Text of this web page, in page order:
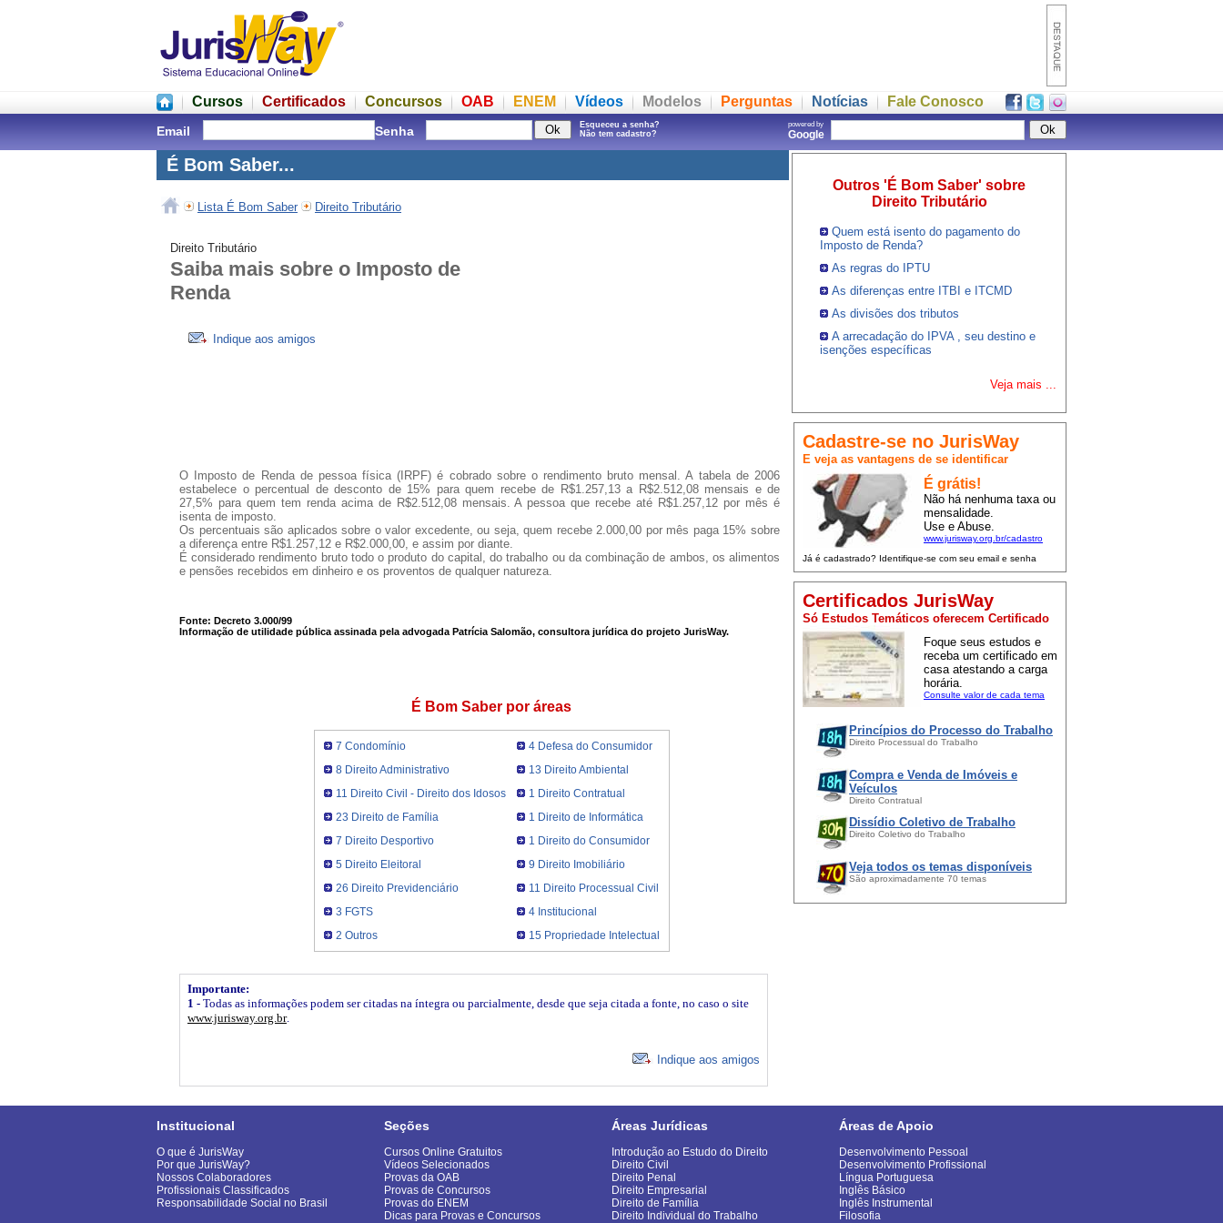
Cursos Certificados Concursos OAB ENEM Vídeos Modelos Perguntas Notícias Fale Conosco
Email Senha
Esqueceu a senha?
Não tem cadastro?
powered by
Google
É Bom Saber...
Outros 'É Bom Saber' sobre
Direito Tributário
Quem está isento do pagamento do
Imposto de Renda?
As regras do IPTU
As diferenças entre ITBI e ITCMD
As divisões dos tributos
A arrecadação do IPVA , seu destino e
isenções específicas
Veja mais ...
Cadastre-se no JurisWay
E veja as vantagens de se identificar
É grátis!
Não há nenhuma taxa ou
mensalidade.
Use e Abuse.
www.jurisway.org.br/cadastro
Já é cadastrado? Identifique-se com seu email e senha
Certificados JurisWay
Só Estudos Temáticos oferecem Certificado
Foque seus estudos e
receba um certificado em
casa atestando a carga
horária.
Consulte valor de cada tema
Princípios do Processo do Trabalho
Direito Processual do Trabalho
Compra e Venda de Imóveis e
Veículos
Direito Contratual
Dissídio Coletivo de Trabalho
Direito Coletivo do Trabalho
Veja todos os temas disponíveis
São aproximadamente 70 temas
Lista É Bom Saber Direito Tributário
Direito Tributário
Saiba mais sobre o Imposto de
Renda
Indique aos amigos
O Imposto de Renda de pessoa física (IRPF) é cobrado sobre o rendimento bruto mensal. A tabela de 2006
estabelece o percentual de desconto de 15% para quem recebe de R$1.257,13 a R$2.512,08 mensais e de
27,5% para quem tem renda acima de R$2.512,08 mensais. A pessoa que recebe até R$1.257,12 por mês é
isenta de imposto.
Os percentuais são aplicados sobre o valor excedente, ou seja, quem recebe 2.000,00 por mês paga 15% sobre
a diferença entre R$1.257,12 e R$2.000,00, e assim por diante.
É considerado rendimento bruto todo o produto do capital, do trabalho ou da combinação de ambos, os alimentos
e pensões recebidos em dinheiro e os proventos de qualquer natureza.
Fonte: Decreto 3.000/99
Informação de utilidade pública assinada pela advogada Patrícia Salomão, consultora jurídica do projeto JurisWay.
É Bom Saber por áreas
7 Condomínio
4 Defesa do Consumidor
8 Direito Administrativo
13 Direito Ambiental
11 Direito Civil - Direito dos Idosos
1 Direito Contratual
23 Direito de Família
1 Direito de Informática
7 Direito Desportivo
1 Direito do Consumidor
5 Direito Eleitoral
9 Direito Imobiliário
26 Direito Previdenciário
11 Direito Processual Civil
3 FGTS
4 Institucional
2 Outros
15 Propriedade Intelectual
Importante:
1 - Todas as informações podem ser citadas na íntegra ou parcialmente, desde que seja citada a fonte, no caso o site
www.jurisway.org.br.
Indique aos amigos
Institucional
O que é JurisWay
Por que JurisWay?
Nossos Colaboradores
Profissionais Classificados
Responsabilidade Social no Brasil
Seções
Cursos Online Gratuitos
Vídeos Selecionados
Provas da OAB
Provas de Concursos
Provas do ENEM
Dicas para Provas e Concursos
Áreas Jurídicas
Introdução ao Estudo do Direito
Direito Civil
Direito Penal
Direito Empresarial
Direito de Família
Direito Individual do Trabalho
Áreas de Apoio
Desenvolvimento Pessoal
Desenvolvimento Profissional
Língua Portuguesa
Inglês Básico
Inglês Instrumental
Filosofia